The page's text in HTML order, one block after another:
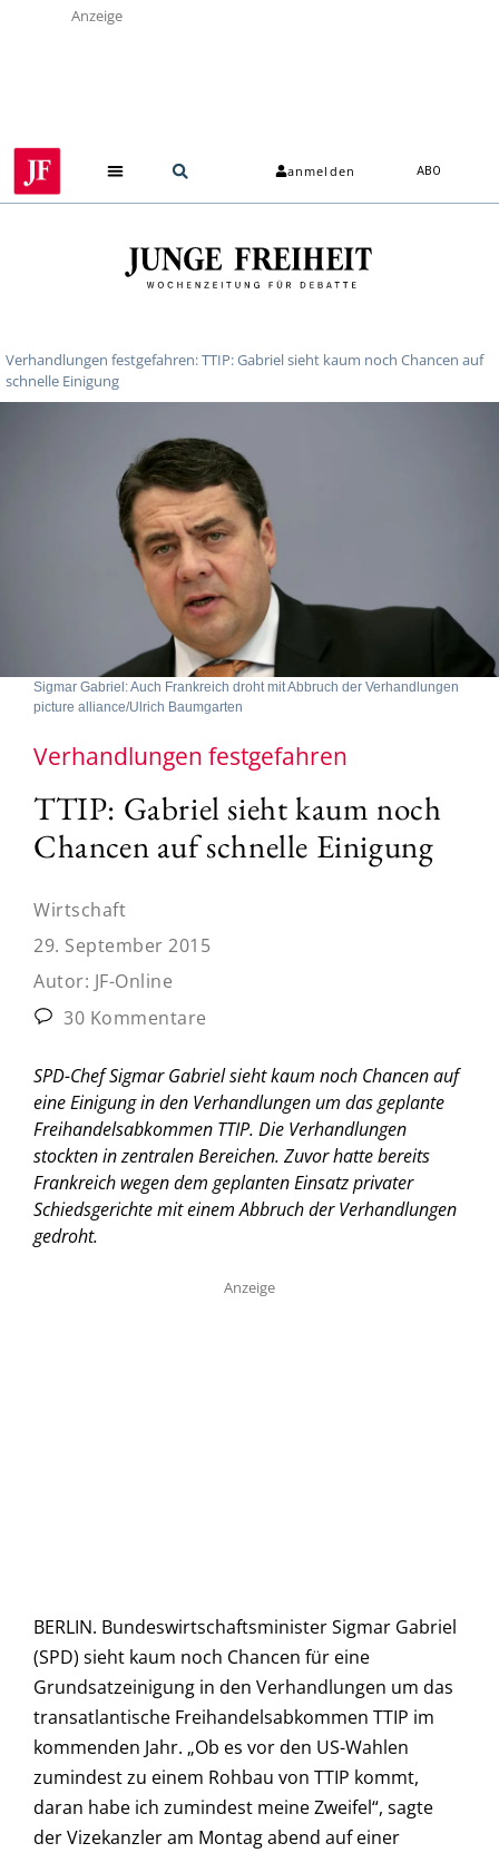
Anzeige
anmelden ABO
Verhandlungen festgefahren: TTIP: Gabriel sieht kaum noch Chancen auf
schnelle Einigung
Sigmar Gabriel: Auch Frankreich droht mit Abbruch der Verhandlungen
picture alliance/Ulrich Baumgarten
Verhandlungen festgefahren
TTIP: Gabriel sieht kaum noch
Chancen auf schnelle Einigung
Wirtschaft
29. September 2015
Autor: JF-Online
30 Kommentare
SPD-Chef Sigmar Gabriel sieht kaum noch Chancen auf
eine Einigung in den Verhandlungen um das geplante
Freihandelsabkommen TTIP. Die Verhandlungen
stockten in zentralen Bereichen. Zuvor hatte bereits
Frankreich wegen dem geplanten Einsatz privater
Schiedsgerichte mit einem Abbruch der Verhandlungen
gedroht.
Anzeige
BERLIN. Bundeswirtschaftsminister Sigmar Gabriel
(SPD) sieht kaum noch Chancen für eine
Grundsatzeinigung in den Verhandlungen um das
transatlantische Freihandelsabkommen TTIP im
kommenden Jahr. „Ob es vor den US-Wahlen
zumindest zu einem Rohbau von TTIP kommt,
daran habe ich zumindest meine Zweifel“, sagte
der Vizekanzler am Montag abend auf einer